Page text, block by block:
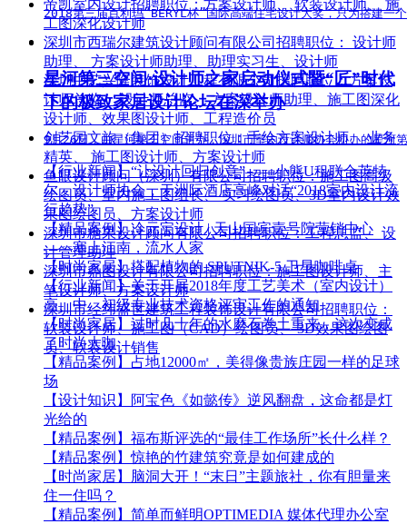
帝凯室内设计招聘职位：方案设计师、 软装设计师、 施
工图深化设计师
深圳市西瑞尔建筑设计顾问有限公司 招聘职位：
设计师
助理、 方案设计师助理、助理实习生、设计师
深圳中艺兴隆装饰设计工程有限公司招聘职位：方案设
计师总监、 设计师总监、 方案设计师助理、施工图深化
设计师、效果图设计师、工程造价员
创艺园文旅（集团）招聘职位：手绘方案设计师、 业务
精英、 施工图设计师、方案设计师
鱼眼设计顾问（深圳）有限公司招聘职位：施工图高级
绘图员、室内施工图组长、 实习绘图员、3D室内设计效
果图绘图员、方案设计师
深圳市糖果设计顾问有限公司招聘职位：工程总监、 设
计管理助理
深圳市鼎图设计有限公司招聘职位：施工图设计师、主
笔设计师、方案设计师
深圳市经纬盛世建筑工程装饰设计有限公司招聘职位：
软装设计师、施工图（CAD）绘图员、 3D效果图绘图
员、软装设计销售
2018第三届百利玛“BERYL杯”国际高端住宅设计大奖，只为搭建一
星河第三空间·设计师之家启动仪式暨“匠”时代
下的极致家居设计论坛在深举办
9月26日，由星河第三空间主办，深圳市室内设计师协会协办的星河
【行业新闻】“让设计回归创意”——小熊U租联合英特
尔、设计师协会，于洲际酒店高峰对话“2018室内设计流
行趋势”
【精品案例】冷元宝设计 | 天山国宾壹号院营销中心
——塞上江南，流水人家
【时尚家居】搭配植物的 SPUTNIK-5 卫星咖啡桌
【行业新闻】关于开展2018年度工艺美术（室内设计）
高、中、初级专业技术资格评审工作的通知
【时尚家居】 过时几十年的水磨石卷土重来，这次变成
了时尚大咖
【精品案例】 占地12000㎡，美得像贵族庄园一样的足球
场
【设计知识】
阿宝色《如懿传》逆风翻盘，这命都是灯
光给的
【精品案例】 福布斯评选的“最佳工作场所”长什么样？
【精品案例】惊艳的竹建筑究竟是如何建成的
【时尚家居】 脑洞大开！“末日”主题旅社，你有胆量来
住一住吗？
【精品案例】 简单而鲜明OPTIMEDIA 媒体代理办公室